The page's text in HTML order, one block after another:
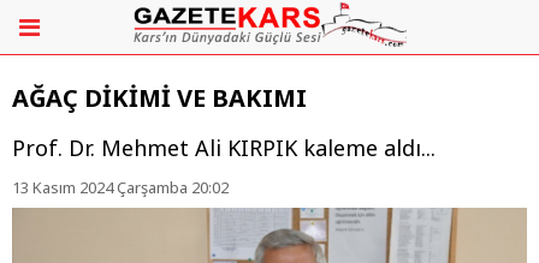
AĞAÇ DİKİMİ VE BAKIMI
Prof. Dr. Mehmet Ali KIRPIK kaleme aldı...
13 Kasım 2024 Çarşamba 20:02